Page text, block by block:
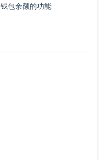
包余额的功能